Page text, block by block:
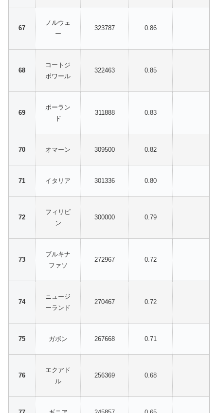
ノルウェ
ー
323787 0.86
コートジ
ボワール
322463 0.85
ポーラン
ド
311888 0.83
オマーン 309500 0.82
イタリア 301336 0.80
フィリピ
ン
300000 0.79
ブルキナ
ファソ
272967 0.72
ニュージ
ーランド
270467 0.72
ガボン 267668 0.71
エクアド
ル
256369 0.68